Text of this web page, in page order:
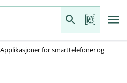
Applikasjoner for smarttelefoner og